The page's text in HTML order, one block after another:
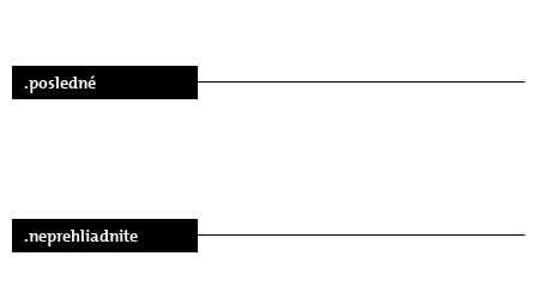
.posledné
.neprehliadnite